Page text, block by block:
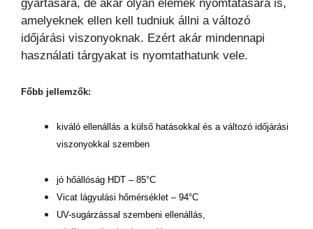
gyártására, de akár olyan elemek nyomtatására is,
amelyeknek ellen kell tudniuk állni a változó
időjárási viszonyoknak. Ezért akár mindennapi
használati tárgyakat is nyomtathatunk vele.
Főbb jellemzők:
kiváló ellenállás a külső hatásokkal és a változó időjárási
viszonyokkal szemben
jó hőállóság HDT – 85°C
Vicat lágyulási hőmérséklet – 94°C
UV-sugárzással szembeni ellenállás,